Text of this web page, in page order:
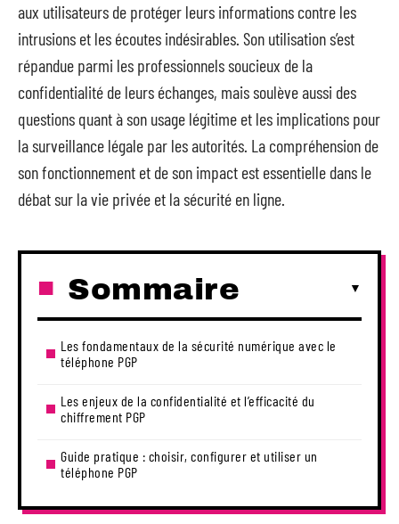
aux utilisateurs de protéger leurs informations contre les
intrusions et les écoutes indésirables. Son utilisation s’est
répandue parmi les professionnels soucieux de la
confidentialité de leurs échanges, mais soulève aussi des
questions quant à son usage légitime et les implications pour
la surveillance légale par les autorités. La compréhension de
son fonctionnement et de son impact est essentielle dans le
débat sur la vie privée et la sécurité en ligne.
Sommaire
Les fondamentaux de la sécurité numérique avec le
téléphone PGP
Les enjeux de la confidentialité et l’efficacité du
chiffrement PGP
Guide pratique : choisir, configurer et utiliser un
téléphone PGP